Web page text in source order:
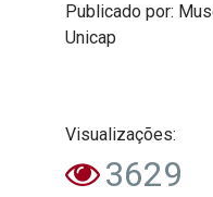
Publicado por:
Unicap
Visualizações:
3629